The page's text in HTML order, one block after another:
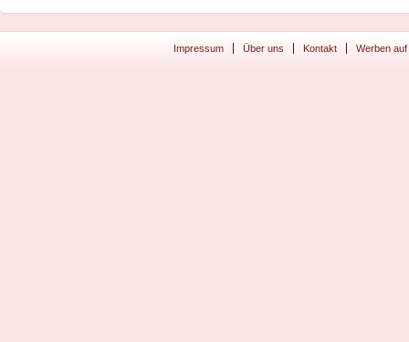
Impressum Über uns Kontakt Werben